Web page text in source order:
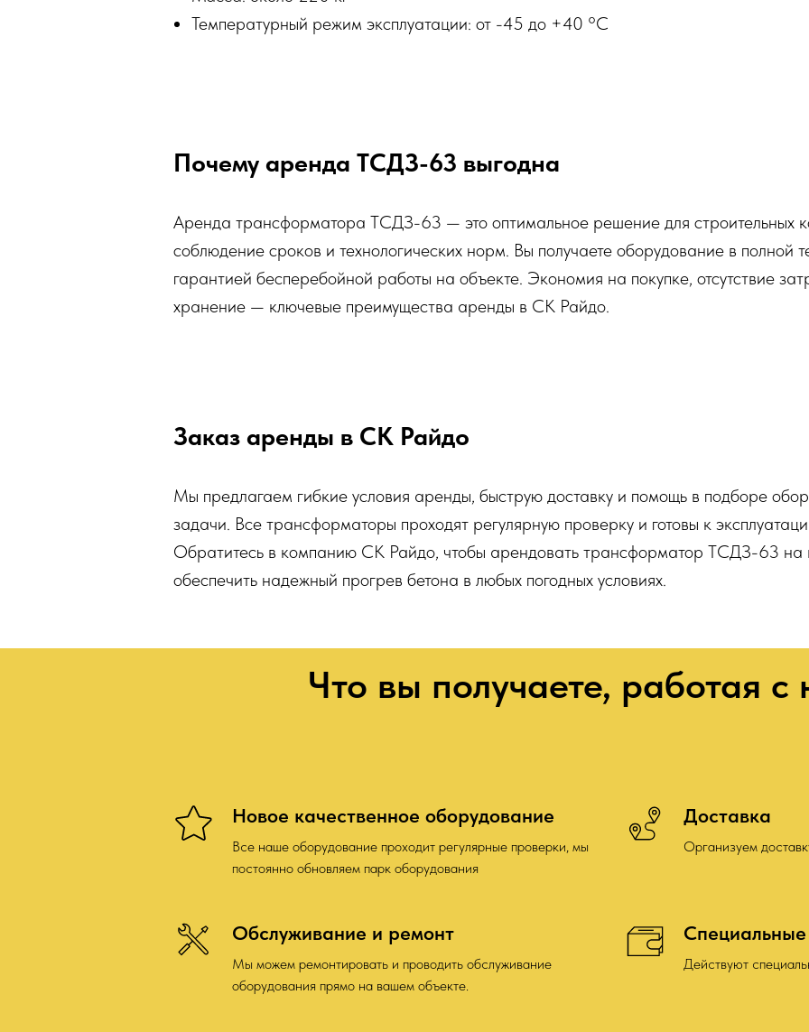
Температурный режим эксплуатации: от -45 до +40 °C
Почему аренда ТСДЗ-63 выгодна
Аренда трансформатора ТСДЗ-63 — это оптимальное решение для строительных
соблюдение сроков и технологических норм. Вы получаете оборудование в полной
гарантией бесперебойной работы на объекте. Экономия на покупке, отсутствие
хранение — ключевые преимущества аренды в СК Райдо.
Заказ аренды в СК Райдо
Мы предлагаем гибкие условия аренды, быструю доставку и помощь в подборе
задачи. Все трансформаторы проходят регулярную проверку и готовы к
Обратитесь в компанию СК Райдо, чтобы арендовать трансформатор ТСДЗ-63 на
обеспечить надежный прогрев бетона в любых погодных условиях.
Что вы получаете, работая с
Новое качественное оборудование
Все наше оборудование проходит регулярные проверки, мы
постоянно обновляем парк оборудования
Доставка
Организуем
Обслуживание и ремонт
Мы можем ремонтировать и проводить обслуживание
оборудования прямо на вашем объекте.
Действуют